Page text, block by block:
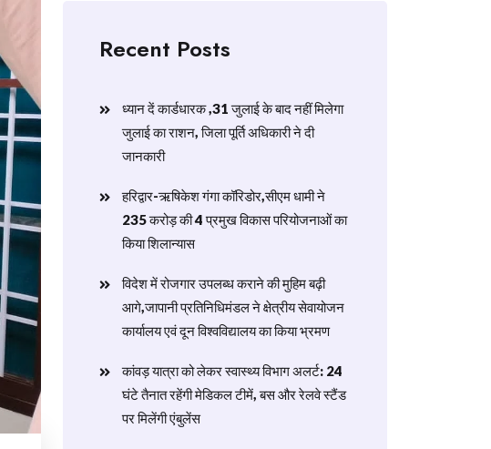
Recent Posts
ध्यान दें कार्डधारक ,31 जुलाई के बाद नहीं मिलेगा
जुलाई का राशन, जिला पूर्ति अधिकारी ने दी
जानकारी
हरिद्वार-ऋषिकेश गंगा कॉरिडोर,सीएम धामी ने
235 करोड़ की 4 प्रमुख विकास परियोजनाओं का
किया शिलान्यास
विदेश में रोजगार उपलब्ध कराने की मुहिम बढ़ी
आगे,जापानी प्रतिनिधिमंडल ने क्षेत्रीय सेवायोजन
कार्यालय एवं दून विश्वविद्यालय का किया भ्रमण
​कांवड़ यात्रा को लेकर स्वास्थ्य विभाग अलर्ट: 24
घंटे तैनात रहेंगी मेडिकल टीमें, बस और रेलवे स्टैंड
पर मिलेंगी एंबुलेंस